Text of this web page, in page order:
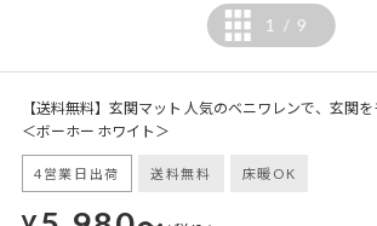
1 / 9
【送料無料】玄関マット 人気のベニワレンで、玄関
＜ボーホー ホワイト＞
4営業日出荷 送料無料 床暖OK